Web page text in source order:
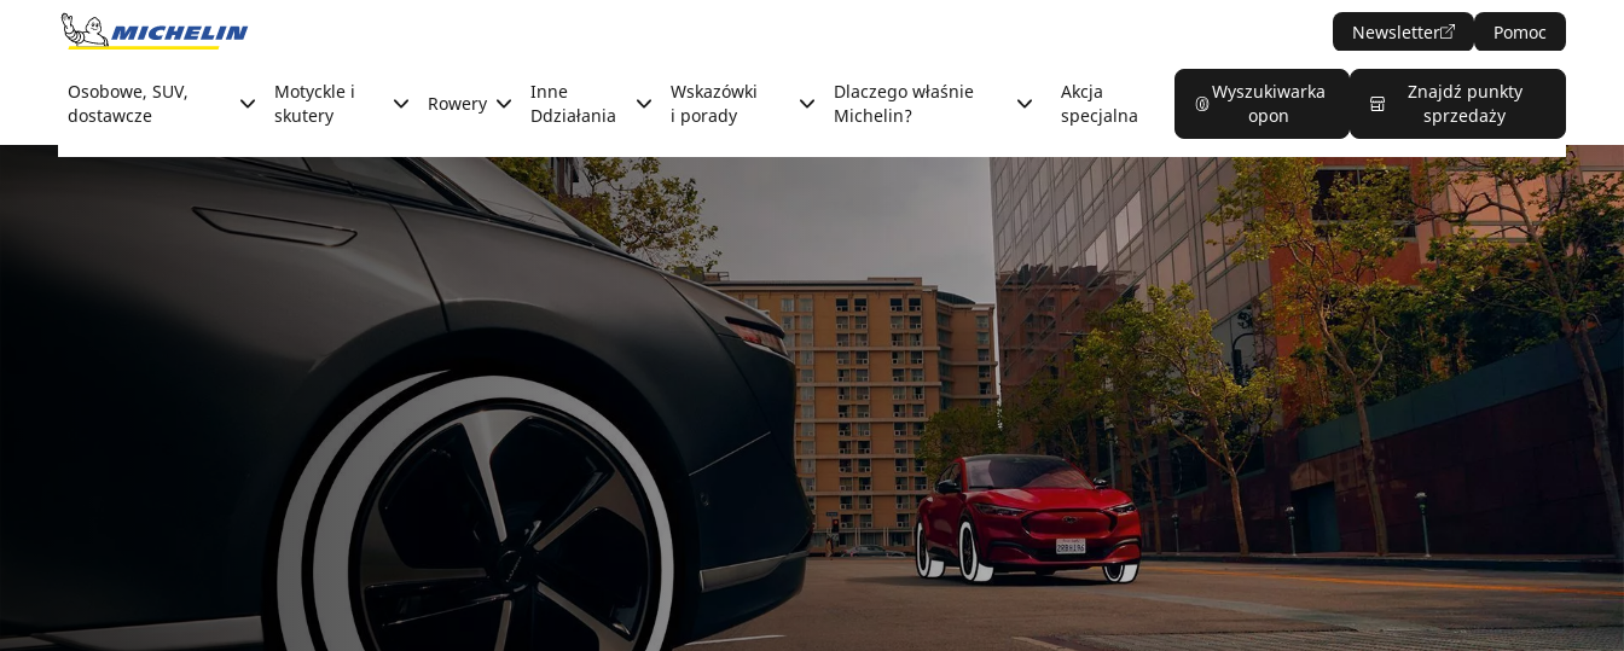
Go to page content
Newsletter Pomoc
Osobowe, SUV,
dostawcze
Motyckle i
skutery
Rowery
Inne
Ddziałania
Wskazówki
i porady
Dlaczego właśnie
Michelin?
Akcja
specjalna
Wyszukiwarka
opon
Znajdź punkty
sprzedaży